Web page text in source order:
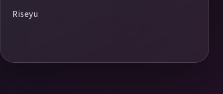
Riseyu